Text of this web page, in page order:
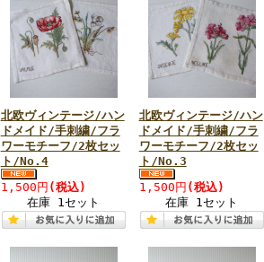
北欧ヴィンテージ/ハン
ドメイド/手刺繍/フラ
ワーモチーフ/2枚セッ
ト/No.4
1,500円 (税込)
在庫 1セット
北欧ヴィンテージ/ハン
ドメイド/手刺繍/フラ
ワーモチーフ/2枚セッ
ト/No.3
1,500円 (税込)
在庫 1セット